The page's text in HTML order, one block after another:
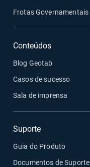
Frotas Governamentais
Conteúdos
Blog Geotab
Casos de sucesso
Sala de imprensa
Suporte
Guia do Produto
Documentos de Suporte